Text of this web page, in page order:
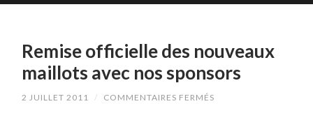
Remise officielle des nouveaux
maillots avec nos sponsors
2 JUILLET 2011 / COMMENTAIRES FERMÉS